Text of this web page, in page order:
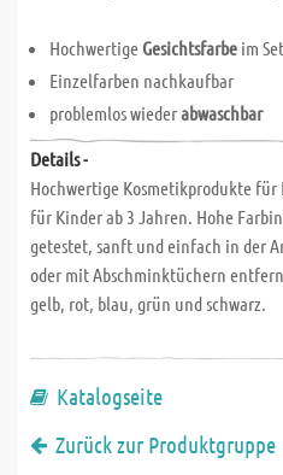
Hochwertige Gesichtsfarbe im Set
Einzelfarben nachkaufbar
problemlos wiederabwaschbar
Details -
Hochwertige Kosmetikprodukte für
für Kinder ab 3 Jahren. Hohe
getestet, sanft und einfach in der
oder mit Abschminktüchern
gelb, rot, blau, grün und schwarz.
Katalogseite
Zurück zur Produktgruppe